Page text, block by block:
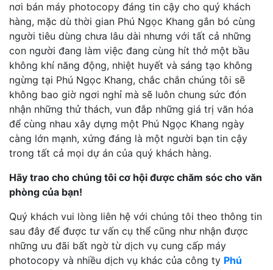
nơi bán máy photocopy đáng tin cậy cho quý khách
hàng, mặc dù thời gian Phú Ngọc Khang gắn bó cùng
người tiêu dùng chưa lâu dài nhưng với tất cả những
con người đang làm việc đang cùng hít thở một bầu
không khí năng động, nhiệt huyết và sáng tạo không
ngừng tại Phú Ngọc Khang, chắc chắn chúng tôi sẽ
không bao giờ ngơi nghỉ mà sẽ luôn chung sức đón
nhận những thử thách, vun đắp những giá trị văn hóa
để cùng nhau xây dựng một Phú Ngọc Khang ngày
càng lớn mạnh, xứng đáng là một người bạn tin cậy
trong tất cả mọi dự án của quý khách hàng.
Hãy trao cho chúng tôi cơ hội được chăm sóc cho văn
phòng của bạn!
Quý khách vui lòng liên hệ với chúng tôi theo thông tin
sau đây để được tư vấn cụ thể cũng như nhận được
những ưu đãi bất ngờ từ dịch vụ cung cấp máy
photocopy và nhiều dịch vụ khác của công ty Phú